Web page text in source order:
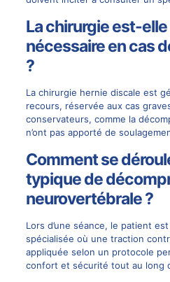
La chirurgie est-
nécessaire en cas
?
La chirurgie hernie discale est
recours, réservée aux cas
conservateurs, comme la
n’ont pas apporté de
Comment se
typique de
neurovertébrale ?
Lors d’une séance, le patient
spécialisée où une traction
appliquée selon un protocole
confort et sécurité tout au long